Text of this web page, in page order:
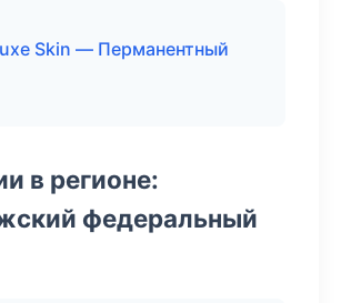
Skin — Перманентный
в регионе:
федеральный